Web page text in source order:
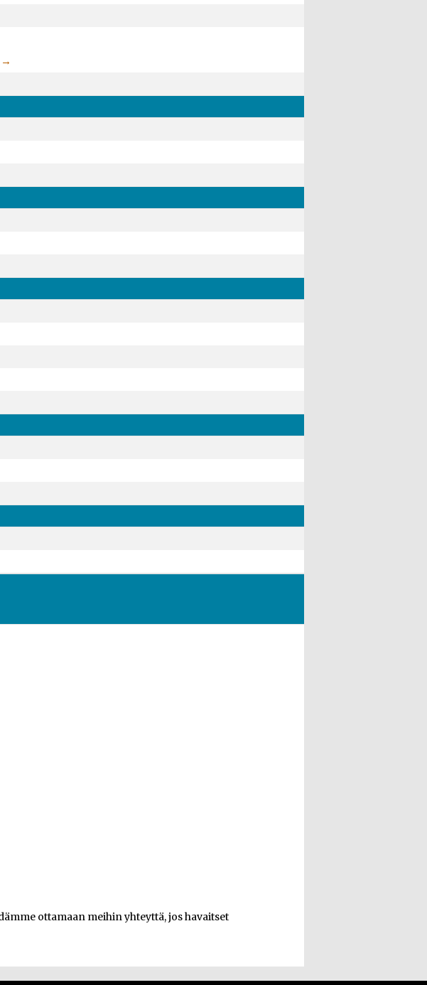
ottamaan meihin yhteyttä, jos havaitset